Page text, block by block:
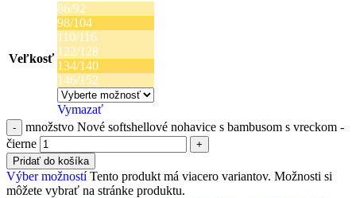
Veľkosť
86/92
98/104
110/116
122/128
134/140
146/152
Vymazať
množstvo Nové softshellové nohavice s bambusom s vreckom -
čierne
Pridať do košíka
Výber možností Tento produkt má viacero variantov. Možnosti si
môžete vybrať na stránke produktu.